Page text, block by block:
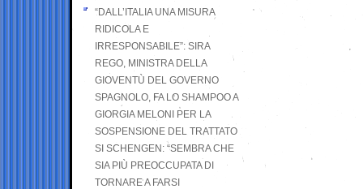
“DALL’ITALIA UNA MISURA
RIDICOLA E
IRRESPONSABILE”: SIRA
REGO, MINISTRA DELLA
GIOVENTÙ DEL GOVERNO
SPAGNOLO, FA LO SHAMPOO A
GIORGIA MELONI PER LA
SOSPENSIONE DEL TRATTATO
SI SCHENGEN: “SEMBRA CHE
SIA PIÙ PREOCCUPATA DI
TORNARE A FARSI